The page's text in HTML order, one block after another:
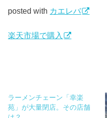
posted with カエレバ
楽天市場で購入
ラーメンチェーン「幸楽
苑」が大量閉店。その店舗